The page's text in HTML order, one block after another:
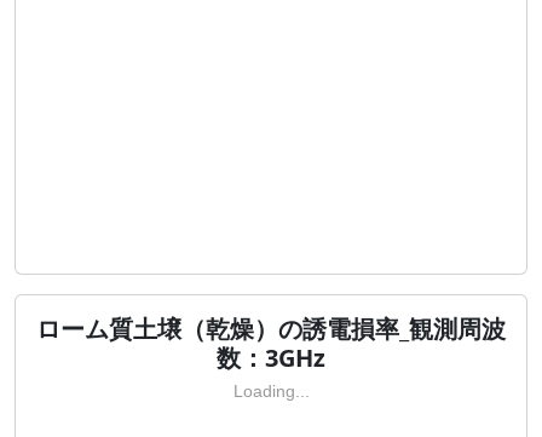
ローム質土壌（乾燥）の誘電損率_観測周波
数：3GHz
Loading...